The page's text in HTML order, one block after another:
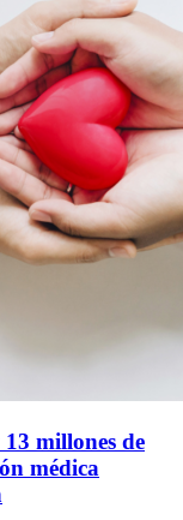
millones de
médica